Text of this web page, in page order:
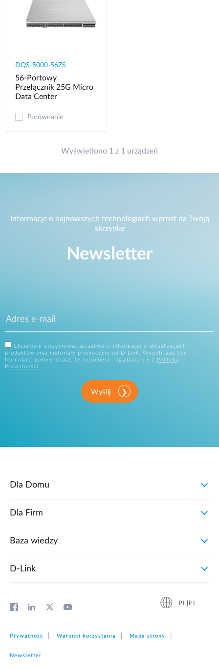
DQS-5000-56ZS​
56-Portowy
Przełącznik 25G Micro
Data Center
Porównanie
Wyświetlono 1 z 1 urządzeń
Informacje o najnowszych technologiach wprost na Twoją
skrzynkę
Newsletter
Chciałbym otrzymywać aktualności, informacje o aktualizacjach
produktów oraz materiały promocyjne od D-Link. Wypełniając ten
formularz, potwierdzasz, że rozumiesz i zgadzasz się z
Polityką
Prywatności
Wyślij
Dla Domu
Dla Firm
Baza wiedzy
D‑Link
PL|PL
Prywatność Warunki korzystania Mapa strony
Newsletter